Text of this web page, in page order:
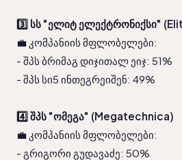
3️⃣ სს "ელიტ ელექტრონიქსი"
💼 კომპანიის მფლობელები:
- შპს ბრიმაგ დიჯითალ ეიჯ: 51%
- შპს სი5 ინთეგრეიშენ: 49%
4️⃣ შპს "ომეგა" (Megatechnica)
💼 კომპანიის მფლობელები:
- გრიგორი გუდავაძე: 50%